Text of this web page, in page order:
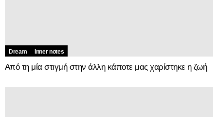
Dream Inner notes
Από τη μία στιγμή στην άλλη κάποτε μας χαρίστηκε η ζωή